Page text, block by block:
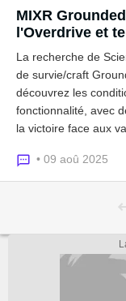
MIXR
l'Overdrive et
La recherche de
de survie/craft
découvrez les
fonctionnalité, avec
la victoire face aux
• 09 aoû 2025